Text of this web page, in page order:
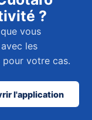
?
vous
les
votre cas.
l'application